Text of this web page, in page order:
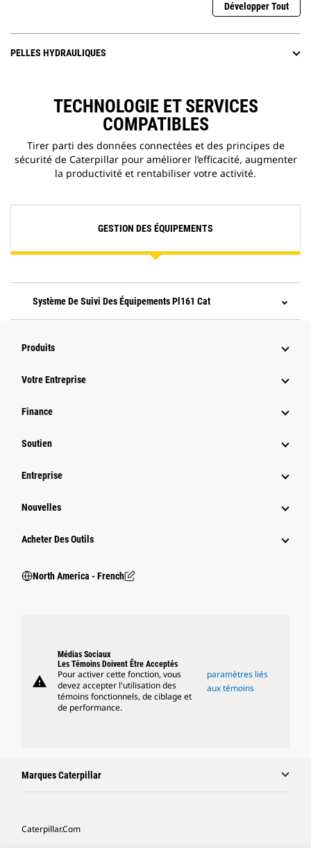
Développer Tout
PELLES HYDRAULIQUES
TECHNOLOGIE ET SERVICES
COMPATIBLES
Tirer parti des données connectées et des principes de
sécurité de Caterpillar pour améliorer l’efficacité, augmenter
la productivité et rentabiliser votre activité.
GESTION DES ÉQUIPEMENTS
Système De Suivi Des Équipements Pl161 Cat
Produits
Votre Entreprise
Finance
Soutien
Entreprise
Nouvelles
Acheter Des Outils
North America - French
warning
Médias Sociaux
Les Témoins Doivent Être Acceptés
Pour activer cette fonction, vous
devez accepter l'utilisation des
témoins fonctionnels, de ciblage et
de performance.
paramètres liés
aux témoins
Marques Caterpillar
Caterpillar.com